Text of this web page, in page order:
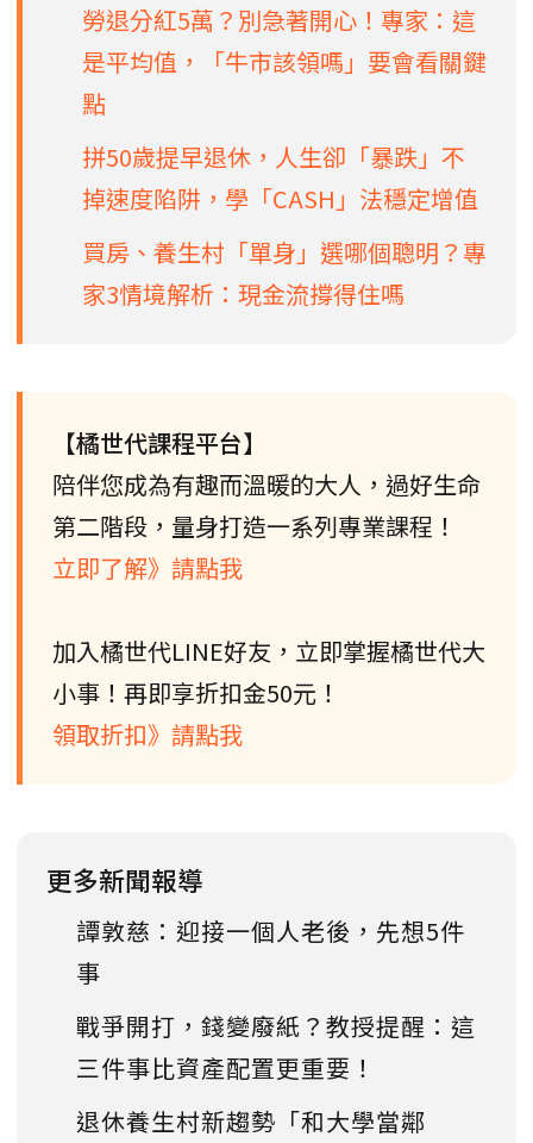
勞退分紅5萬？別急著開心！專家：這
是平均值，「牛市該領嗎」要會看關鍵
點
拼50歲提早退休，人生卻「暴跌」不
掉速度陷阱，學「CASH」法穩定增值
買房、養生村「單身」選哪個聰明？專
家3情境解析：現金流撐得住嗎
【橘世代課程平台】
陪伴您成為有趣而溫暖的大人，過好生命
第二階段，量身打造一系列專業課程！
立即了解》請點我
加入橘世代LINE好友，立即掌握橘世代大
小事！再即享折扣金50元！
領取折扣》請點我
更多新聞報導
譚敦慈：迎接一個人老後，先想5件
事
戰爭開打，錢變廢紙？教授提醒：這
三件事比資產配置更重要！
退休養生村新趨勢「和大學當鄰